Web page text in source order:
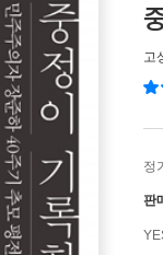
고
정
판